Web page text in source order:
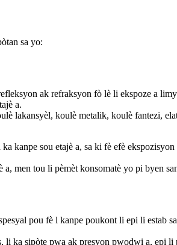
sa yo:
ak refraksyon fò lè li ekspoze a
a.
lakansyèl, koulè metalik, koulè fantezi,
kanpe sou etajè a, sa ki fè efè
men tou li pèmèt konsomatè yo pi byen
pou fè l kanpe poukont li epi li estab
ka sipòte pwa ak presyon pwodwi a, epi li